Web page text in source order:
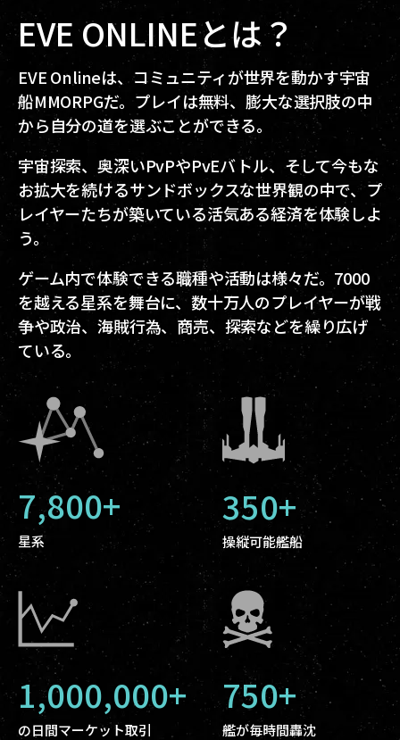
EVE ONLINEとは？
EVE Onlineは、コミュニティが世界を動かす宇宙
船MMORPGだ。プレイは無料、膨大な選択肢の中
から自分の道を選ぶことができる。
宇宙探索、奥深いPvPやPvEバトル、そして今もな
お拡大を続けるサンドボックスな世界観の中で、プ
レイヤーたちが築いている活気ある経済を体験しよ
う。
ゲーム内で体験できる職種や活動は様々だ。7000
を越える星系を舞台に、数十万人のプレイヤーが戦
争や政治、海賊行為、商売、探索などを繰り広げ
ている。
7,800+
星系
350+
操縦可能艦船
1,000,000+
の日間マーケット取引
750+
艦が毎時間轟沈